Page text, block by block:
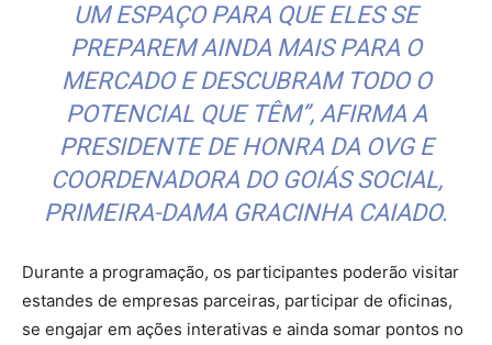
UM ESPAÇO PARA QUE ELES SE
PREPAREM AINDA MAIS PARA O
MERCADO E DESCUBRAM TODO O
POTENCIAL QUE TÊM”, AFIRMA A
PRESIDENTE DE HONRA DA OVG E
COORDENADORA DO GOIÁS SOCIAL,
PRIMEIRA-DAMA GRACINHA CAIADO.
Durante a programação, os participantes poderão visitar
estandes de empresas parceiras, participar de oficinas,
se engajar em ações interativas e ainda somar pontos no